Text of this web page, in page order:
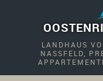
LANDHAUS
NASSFELD,